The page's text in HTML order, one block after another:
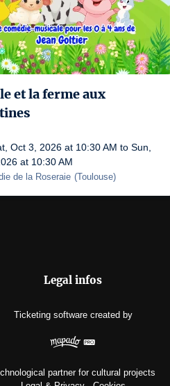
et la ferme aux
Oct 3, 2026 at 10:30 AM to Sun,
at 10:30 AM
de la Roseraie (Toulouse)
Legal infos
Ticketing software created by
partner for cultural projects